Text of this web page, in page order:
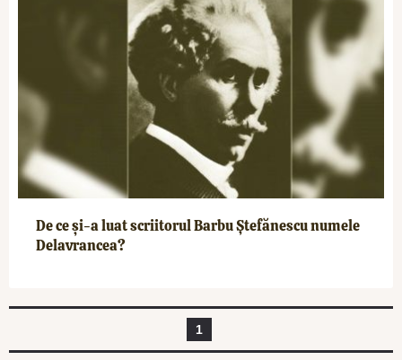
De ce și-a luat scriitorul Barbu Ștefănescu numele
Delavrancea?
1